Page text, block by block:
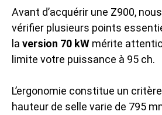
Avant d’acquérir une Z900,
vérifier plusieurs points
la version 70 kW mérite
limite votre puissance à 95 ch.
L’ergonomie constitue un
hauteur de selle varie de 795